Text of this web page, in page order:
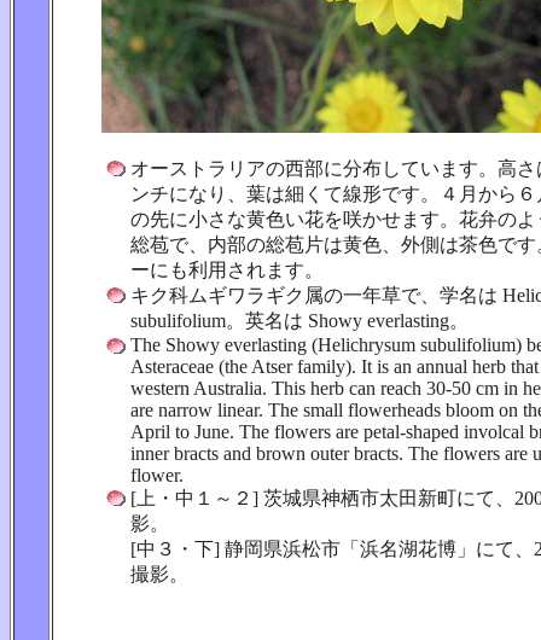
オーストラリアの西部に分布しています。高
ンチになり、葉は細くて線形です。４月から
の先に小さな黄色い花を咲かせます。花弁の
総苞で、内部の総苞片は黄色、外側は茶色で
ーにも利用されます。
キク科ムギワラギク属の一年草で、学名は
subulifolium。英名は Showy everlasting。
The Showy everlasting (Helichrysum subulifolium)
Asteraceae (the Atser family). It is an annual herb
western Australia. This herb can reach 30-50 cm in
are narrow linear. The small flowerheads bloom on
April to June. The flowers are petal-shaped involcal
inner bracts and brown outer bracts. The flowers are
flower.
[上・中１～２] 茨城県神栖市太田新町にて、
影。
[中３・下] 静岡県浜松市「浜名湖花博」にて、
撮影。